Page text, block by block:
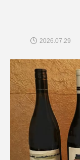
2026.07.29